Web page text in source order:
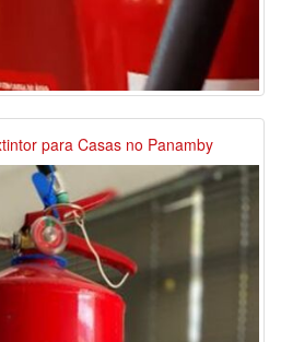
para Casas no Panamby